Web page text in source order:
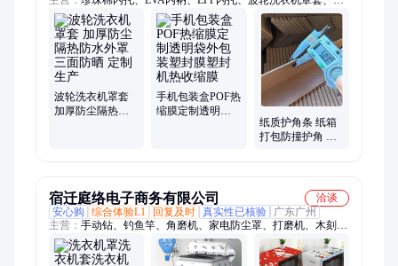
泡袋、珍珠棉袋、真空袋
波轮洗衣机罩套
加厚防尘隔热防
手机包装盒POF热
缩膜定制透明袋
纸质护角条 纸箱
打包防撞护角 阳
宿迁庭络电子商务有限公司
洽谈
安心购
综合体验L1 回复及时 真实性已核验
广东广州
主营： 手动钻、钓鱼竿、角磨机、家电防尘罩、打磨机、木刻
刀、手捻钻、捕鱼笼、捕虾网、雕刻刀、木工手、电磨机、木工
雕刻、钻孔工具、手工钻头、碳素海竿、玉石打磨、手动核桃、